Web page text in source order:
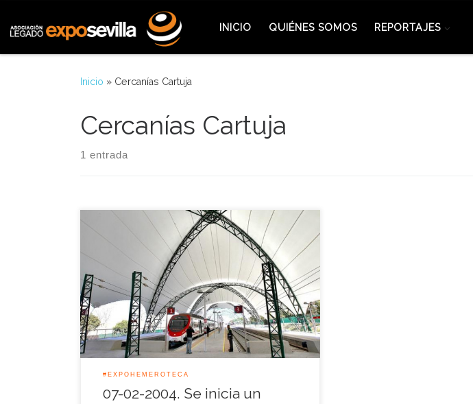
INICIO QUIÉNES SOMOS REPORTAJES
Inicio » Cercanías Cartuja
Cercanías Cartuja
1 entrada
La compañía de ferrocarriles Renfe inició aquella
jornada un estudio sobre la viabilidad con el que
se volvería a poner en servicio unos años más tarde
el apeadero que se utilizó durante la Muestra para
los trenes AVE y Cercanías situado en el recinto de
la Expo 92 como punto […]
#EXPOHEMEROTECA
07-02-2004. Se inicia un